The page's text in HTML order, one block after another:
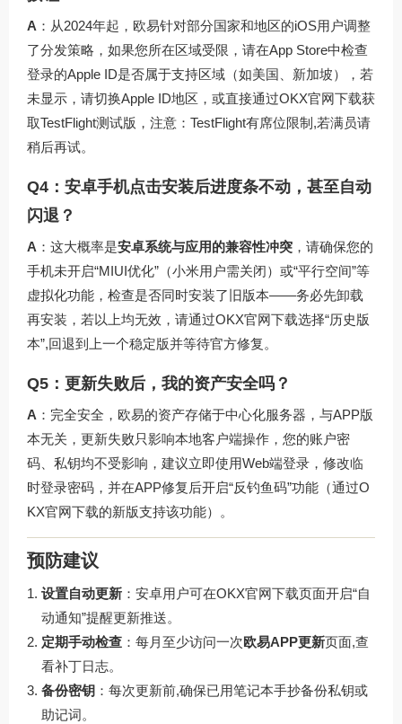
A ：从2024年起，欧易针对部分国家和地区的iOS用户调整
了分发策略，如果您所在区域受限，请在App Store中检查
登录的Apple ID是否属于支持区域（如美国、新加坡），若
未显示，请切换Apple ID地区，或直接通过OKX官网下载获
取TestFlight测试版，注意：TestFlight有席位限制,若满员请
稍后再试。
Q4：安卓手机点击安装后进度条不动，甚至自动
闪退？
A ：这大概率是安卓系统与应用的兼容性冲突 ，请确保您的
手机未开启“MIUI优化”（小米用户需关闭）或“平行空间”等
虚拟化功能，检查是否同时安装了旧版本——务必先卸载
再安装，若以上均无效，请通过OKX官网下载选择“历史版
本”,回退到上一个稳定版并等待官方修复。
Q5：更新失败后，我的资产安全吗？
A ：完全安全，欧易的资产存储于中心化服务器，与APP版
本无关，更新失败只影响本地客户端操作，您的账户密
码、私钥均不受影响，建议立即使用Web端登录，修改临
时登录密码，并在APP修复后开启“反钓鱼码”功能（通过O
KX官网下载的新版支持该功能）。
预防建议
设置自动更新 ：安卓用户可在OKX官网下载页面开启“自
动通知”提醒更新推送。
定期手动检查 ：每月至少访问一次欧易APP更新页面,查
看补丁日志。
备份密钥 ：每次更新前,确保已用笔记本手抄备份私钥或
助记词。